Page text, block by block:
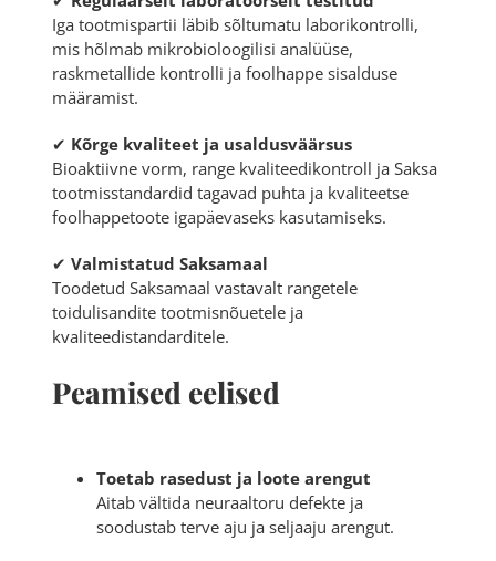
Iga tootmispartii läbib sõltumatu laborikontrolli,
mis hõlmab mikrobioloogilisi analüüse,
raskmetallide kontrolli ja foolhappe sisalduse
määramist.
✔ Kõrge kvaliteet ja usaldusväärsus
Bioaktiivne vorm, range kvaliteedikontroll ja Saksa
tootmisstandardid tagavad puhta ja kvaliteetse
foolhappetoote igapäevaseks kasutamiseks.
✔ Valmistatud Saksamaal
Toodetud Saksamaal vastavalt rangetele
toidulisandite tootmisnõuetele ja
kvaliteedistandarditele.
Peamised eelised
Toetab rasedust ja loote arengut
Aitab vältida neuraaltoru defekte ja
soodustab terve aju ja seljaaju arengut.